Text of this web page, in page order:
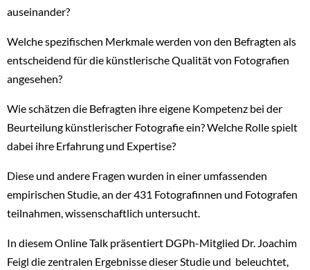
auseinander?
Welche spezifischen Merkmale werden von den Befragten als
entscheidend für die künstlerische Qualität von Fotografien
angesehen?
Wie schätzen die Befragten ihre eigene Kompetenz bei der
Beurteilung künstlerischer Fotografie ein? Welche Rolle spielt
dabei ihre Erfahrung und Expertise?
Diese und andere Fragen wurden in einer umfassenden
empirischen Studie, an der 431 Fotografinnen und Fotografen
teilnahmen, wissenschaftlich untersucht.
In diesem Online Talk präsentiert DGPh-Mitglied Dr. Joachim
Feigl die zentralen Ergebnisse dieser Studie und beleuchtet,